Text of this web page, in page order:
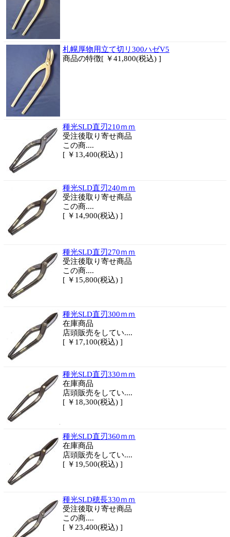
札幌厚物用立て切リ300ハゼV5
商品の特徴[ ￥41,800(税込) ]
種光SLD直刃210ｍｍ
受注後取り寄せ商品
この商....
[ ￥13,400(税込) ]
種光SLD直刃240ｍｍ
受注後取り寄せ商品
この商....
[ ￥14,900(税込) ]
種光SLD直刃270ｍｍ
受注後取り寄せ商品
この商....
[ ￥15,800(税込) ]
種光SLD直刃300ｍｍ
在庫商品
店頭販売をしてい....
[ ￥17,100(税込) ]
種光SLD直刃330ｍｍ
在庫商品
店頭販売をしてい....
[ ￥18,300(税込) ]
種光SLD直刃360ｍｍ
在庫商品
店頭販売をしてい....
[ ￥19,500(税込) ]
種光SLD穂長330ｍｍ
受注後取り寄せ商品
この商....
[ ￥23,400(税込) ]